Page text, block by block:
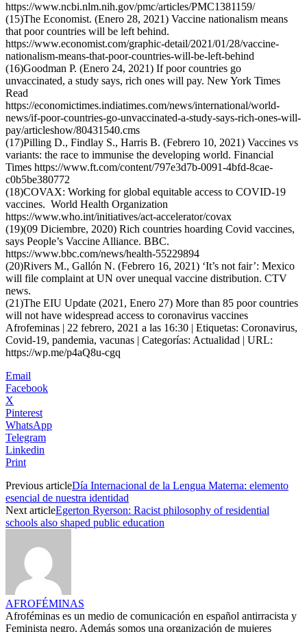
https://www.ncbi.nlm.nih.gov/pmc/articles/PMC1381159/
(15)The Economist. (Enero 28, 2021) Vaccine nationalism means
that poor countries will be left behind.
https://www.economist.com/graphic-detail/2021/01/28/vaccine-
nationalism-means-that-poor-countries-will-be-left-behind
(16)Goodman P. (Enero 24, 2021) If poor countries go
unvaccinated, a study says, rich ones will pay. New York Times
Read
https://economictimes.indiatimes.com/news/international/world-
news/if-poor-countries-go-unvaccinated-a-study-says-rich-ones-will-
pay/articleshow/80431540.cms
(17)Pilling D., Findlay S., Harris B. (Febrero 10, 2021) Vaccines vs
variants: the race to immunise the developing world. Financial
Times https://www.ft.com/content/797e3d7b-0091-4bfd-8cae-
c0b5be380772
(18)COVAX: Working for global equitable access to COVID-19
vaccines. World Health Organization
https://www.who.int/initiatives/act-accelerator/covax
(19)(09 Diciembre, 2020) Rich countries hoarding Covid vaccines,
says People’s Vaccine Alliance. BBC.
https://www.bbc.com/news/health-55229894
(20)Rivers M., Gallón N. (Febrero 16, 2021) ‘It’s not fair’: Mexico
will file complaint at UN over unequal vaccine distribution. CTV
news.
(21)The EIU Update (2021, Enero 27) More than 85 poor countries
will not have widespread access to coronavirus vaccines
Afrofeminas | 22 febrero, 2021 a las 16:30 | Etiquetas: Coronavirus,
Covid-19, pandemia, vacunas | Categorías: Actualidad | URL:
https://wp.me/p4aQ8u-cgq
Email
Facebook
X
Pinterest
WhatsApp
Telegram
Linkedin
Print
Previous articleDía Internacional de la Lengua Materna: elemento
esencial de nuestra identidad
Next articleEgerton Ryerson: Racist philosophy of residential
schools also shaped public education
AFROFÉMINAS
Afroféminas es un medio de comunicación en español antirracista y
Feminista negro. Además somos una organización de mujeres